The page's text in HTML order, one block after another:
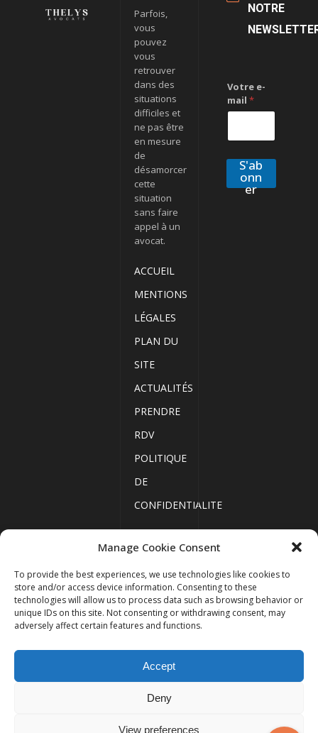
Manage Cookie Consent
To provide the best experiences, we use technologies like cookies to
store and/or access device information. Consenting to these
technologies will allow us to process data such as browsing behavior or
unique IDs on this site. Not consenting or withdrawing consent, may
adversely affect certain features and functions.
Accept
Deny
View preferences
Parfois,
vous
pouvez
vous
retrouver
dans des
situations
difficiles et
ne pas être
en mesure
de
désamorcer
cette
situation
sans faire
appel à un
avocat.
ACCUEIL
MENTIONS
LÉGALES
PLAN DU
SITE
ACTUALITÉS
PRENDRE
RDV
POLITIQUE
DE
CONFIDENTIALITE
NOTRE
Votre e-
mail *
S'ab
onn
er
MENTIONS
LÉGALES
PLAN DU
SITE
Copyright 2023Thelys